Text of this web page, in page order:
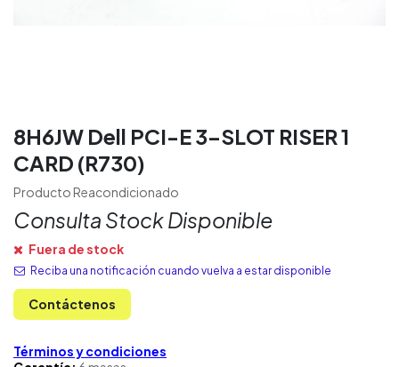
8H6JW Dell PCI-E 3-SLOT RISER 1
CARD (R730)
Producto Reacondicionado
Consulta Stock Disponible
Fuera de stock
Reciba una notificación cuando vuelva a estar disponible
Contáctenos
Términos y condiciones